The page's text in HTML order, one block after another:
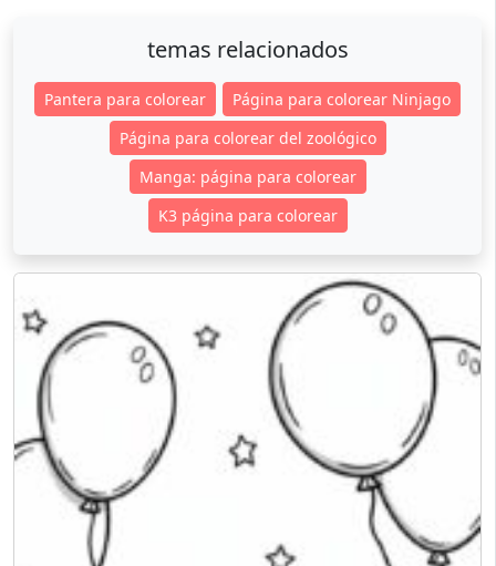
temas relacionados
Pantera para colorear
Página para colorear Ninjago
Página para colorear del zoológico
Manga: página para colorear
K3 página para colorear